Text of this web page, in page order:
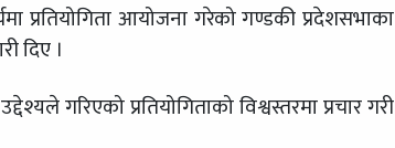
प्रतियोगिता आयोजना गरेको गण्डकी प्रदेशसभाका
दिए ।
गरिएको प्रतियोगिताको विश्वस्तरमा प्रचार गरी